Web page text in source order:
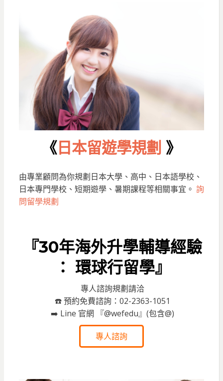
《 日本留遊學規劃 》
由專業顧問為你規劃日本大學、高中、日本語學校、
日本專門學校、短期遊學、暑期課程等相關事宜。 詢
問留學規劃
『30年海外升學輔導經驗
： 環球行留學』
專人諮詢規劃請洽
☎️ 預約免費諮詢：02-2363-1051
➡️ Line 官網 『@wefedu』(包含@)
專人諮詢